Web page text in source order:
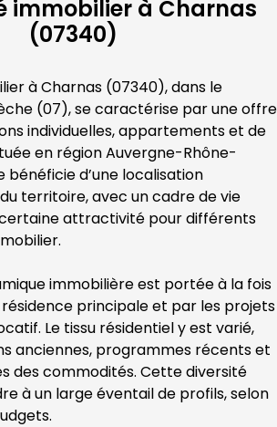
immobilier à Charnas
(07340)
à Charnas (07340), dans le
(07), se caractérise par une offre
individuelles, appartements et de
en région Auvergne-Rhône-
bénéficie d’une localisation
territoire, avec un cadre de vie
attractivité pour différents
immobilière est portée à la fois
principale et par les projets
Le tissu résidentiel y est varié,
anciennes, programmes récents et
des commodités. Cette diversité
à un large éventail de profils, selon